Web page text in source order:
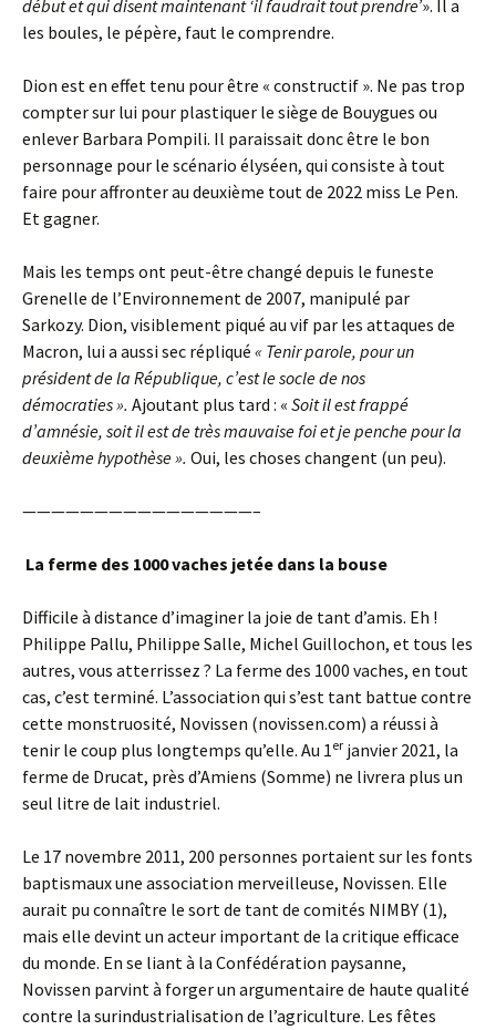
début et qui disent maintenant ‘il faudrait tout prendre’». Il a
les boules, le pépère, faut le comprendre.
Dion est en effet tenu pour être « constructif ». Ne pas trop
compter sur lui pour plastiquer le siège de Bouygues ou
enlever Barbara Pompili. Il paraissait donc être le bon
personnage pour le scénario élyséen, qui consiste à tout
faire pour affronter au deuxième tout de 2022 miss Le Pen.
Et gagner.
Mais les temps ont peut-être changé depuis le funeste
Grenelle de l’Environnement de 2007, manipulé par
Sarkozy. Dion, visiblement piqué au vif par les attaques de
Macron, lui a aussi sec répliqué « Tenir parole, pour un
président de la République, c’est le socle de nos
démocraties ». Ajoutant plus tard : « Soit il est frappé
d’amnésie, soit il est de très mauvaise foi et je penche pour la
deuxième hypothèse ». Oui, les choses changent (un peu).
————————————————–
La ferme des 1000 vaches jetée dans la bouse
Difficile à distance d’imaginer la joie de tant d’amis. Eh !
Philippe Pallu, Philippe Salle, Michel Guillochon, et tous les
autres, vous atterrissez ? La ferme des 1000 vaches, en tout
cas, c’est terminé. L’association qui s’est tant battue contre
cette monstruosité, Novissen (novissen.com) a réussi à
tenir le coup plus longtemps qu’elle. Au 1er janvier 2021, la
ferme de Drucat, près d’Amiens (Somme) ne livrera plus un
seul litre de lait industriel.
Le 17 novembre 2011, 200 personnes portaient sur les fonts
baptismaux une association merveilleuse, Novissen. Elle
aurait pu connaître le sort de tant de comités NIMBY (1),
mais elle devint un acteur important de la critique efficace
du monde. En se liant à la Confédération paysanne,
Novissen parvint à forger un argumentaire de haute qualité
contre la surindustrialisation de l’agriculture. Les fêtes